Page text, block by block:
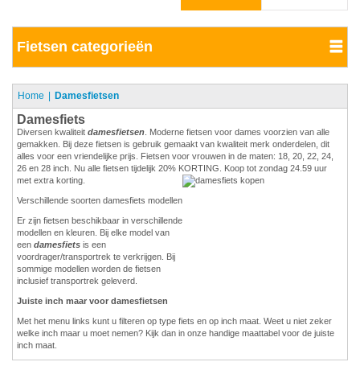
Fietsen categorieën
Home Damesfietsen
Damesfiets
Diversen kwaliteit damesfietsen . Moderne fietsen voor dames voorzien van alle
gemakken. Bij deze fietsen is gebruik gemaakt van kwaliteit merk onderdelen, dit
alles voor een vriendelijke prijs. Fietsen voor vrouwen in de maten: 18, 20, 22, 24,
26 en 28 inch. Nu alle fietsen tijdelijk 20% KORTING. Koop tot zondag 24.59 uur
met extra korting.
Verschillende soorten damesfiets modellen
Er zijn fietsen beschikbaar in verschillende
modellen en kleuren. Bij elke model van
een damesfiets is een
voordrager/transportrek te verkrijgen. Bij
sommige modellen worden de fietsen
inclusief transportrek geleverd.
Juiste inch maar voor damesfietsen
Met het menu links kunt u filteren op type fiets en op inch maat. Weet u niet zeker
welke inch maar u moet nemen? Kijk dan in onze handige maattabel voor de juiste
inch maat.